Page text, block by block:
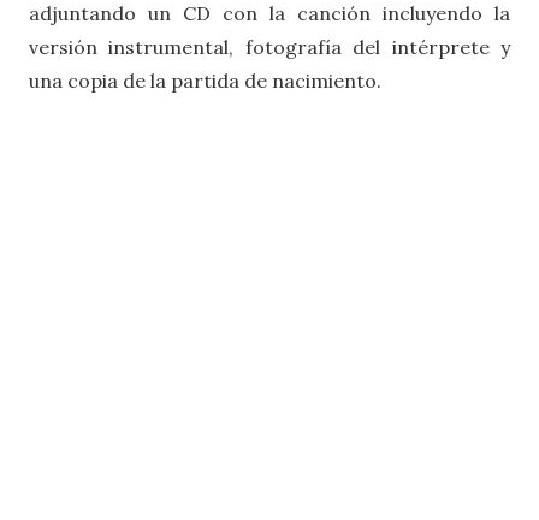
adjuntando un CD con la canción incluyendo la
versión instrumental, fotografía del intérprete y
una copia de la partida de nacimiento.